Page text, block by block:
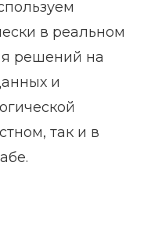
в реальном
решений на
и
так и в